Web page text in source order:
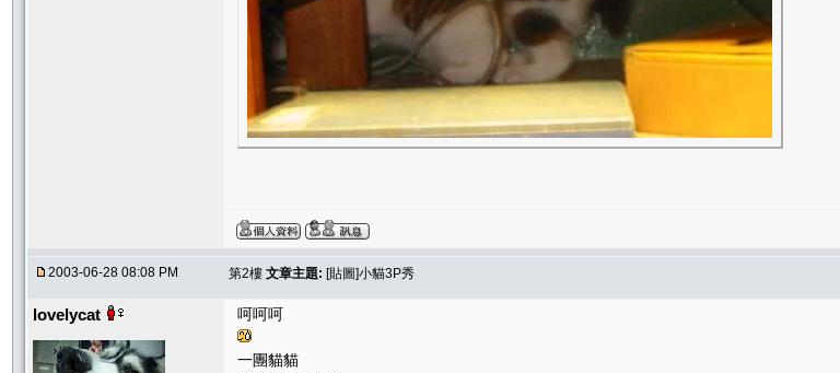
2003-06-28 08:08 PM 第2樓 文章主題: [貼圖]小貓3P秀
lovelycat 呵呵呵
一團貓貓